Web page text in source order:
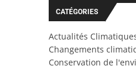
CATÉGORIES
Actualités
Changements
Conservation de